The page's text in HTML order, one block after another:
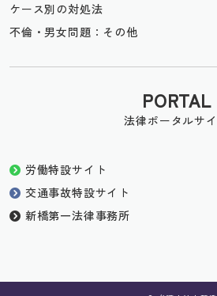
ケース別の対処法
不倫・男女問題：その他
PORTAL
法律ポータルサ
労働特設サイト
交通事故特設サイト
新橋第一法律事務所